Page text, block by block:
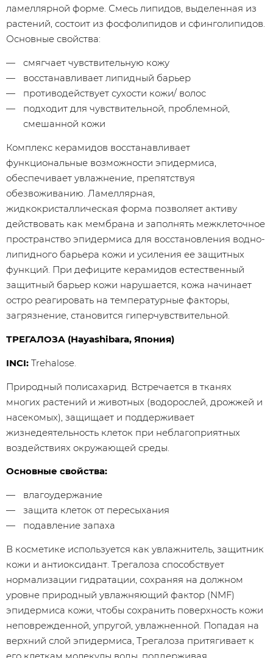
ламеллярной форме. Смесь липидов, выделенная из
растений, состоит из фосфолипидов и сфинголипидов.
Основные свойства:
cмягчает чувствительную кожу
восстанавливает липидный барьер
противодействует сухости кожи/ волос
подходит для чувствительной, проблемной,
смешанной кожи
Комплекс керамидов восстанавливает
функциональные возможности эпидермиса,
обеспечивает увлажнение, препятствуя
обезвоживанию. Ламеллярная,
жидкокристаллическая форма позволяет активу
действовать как мембрана и заполнять межклеточное
пространство эпидермиса для восстановления водно-
липидного барьера кожи и усиления ее защитных
функций. При дефиците керамидов естественный
защитный барьер кожи нарушается, кожа начинает
остро реагировать на температурные факторы,
загрязнение, становится гиперчувствительной.
ТРЕГАЛОЗА (Hayashibara, Япония)
INCI: Trehalose.
Природный полисахарид. Встречается в тканях
многих растений и животных (водорослей, дрожжей и
насекомых), защищает и поддерживает
жизнедеятельность клеток при неблагоприятных
воздействиях окружающей среды.
Основные свойства:
влагоудержание
защита клеток от пересыхания
подавление запаха
В косметике используется как увлажнитель, защитник
кожи и антиоксидант. Трегалоза способствует
нормализации гидратации, сохраняя на должном
уровне природный увлажняющий фактор (NMF)
эпидермиса кожи, чтобы сохранить поверхность кожи
неповрежденной, упругой, увлажненной. Попадая на
верхний слой эпидермиса, Трегалоза притягивает к